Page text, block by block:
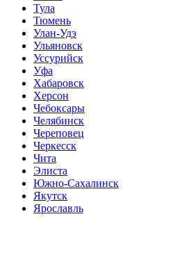
Тула
Тюмень
Улан-Удэ
Ульяновск
Уссурийск
Уфа
Хабаровск
Херсон
Чебоксары
Челябинск
Череповец
Черкесск
Чита
Элиста
Южно-Сахалинск
Якутск
Ярославль